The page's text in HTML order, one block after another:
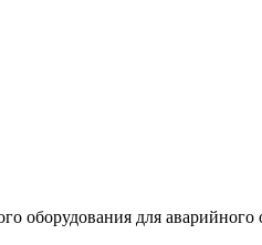
оборудования для